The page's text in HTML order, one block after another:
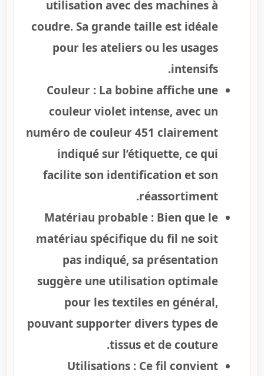
utilisation avec des machines à
coudre. Sa grande taille est idéale
pour les ateliers ou les usages
intensifs.
Couleur : La bobine affiche une
couleur violet intense, avec un
numéro de couleur 451 clairement
indiqué sur l’étiquette, ce qui
facilite son identification et son
réassortiment.
Matériau probable : Bien que le
matériau spécifique du fil ne soit
pas indiqué, sa présentation
suggère une utilisation optimale
pour les textiles en général,
pouvant supporter divers types de
tissus et de couture.
Utilisations : Ce fil convient